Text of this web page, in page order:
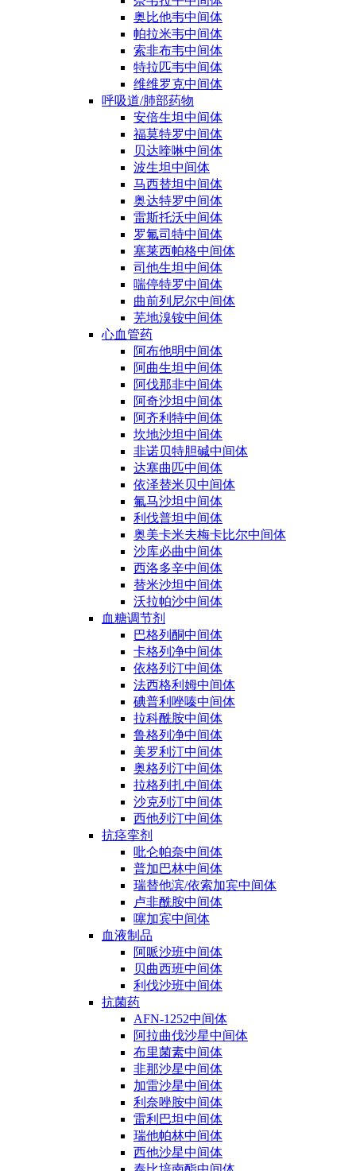
奥比他韦中间体
帕拉米韦中间体
索非布韦中间体
特拉匹韦中间体
维维罗克中间体
呼吸道/肺部药物
安倍生坦中间体
福莫特罗中间体
贝达喹啉中间体
波生坦中间体
马西替坦中间体
奥达特罗中间体
雷斯托沃中间体
罗氟司特中间体
塞莱西帕格中间体
司他生坦中间体
喘停特罗中间体
曲前列尼尔中间体
芜地溴铵中间体
心血管药
阿布他明中间体
阿曲生坦中间体
阿伐那非中间体
阿奇沙坦中间体
阿齐利特中间体
坎地沙坦中间体
非诺贝特胆碱中间体
达塞曲匹中间体
依泽替米贝中间体
氟马沙坦中间体
利伐普坦中间体
奥美卡米夫梅卡比尔中间体
沙库必曲中间体
西洛多辛中间体
替米沙坦中间体
沃拉帕沙中间体
血糖调节剂
巴格列酮中间体
卡格列净中间体
依格列汀中间体
法西格利姆中间体
碘普利唑嗪中间体
拉科酰胺中间体
鲁格列净中间体
美罗利汀中间体
奥格列汀中间体
拉格列扎中间体
沙克列汀中间体
西他列汀中间体
抗痉挛剂
吡仑帕奈中间体
普加巴林中间体
瑞替他滨/依索加宾中间体
卢非酰胺中间体
噻加宾中间体
血液制品
阿哌沙班中间体
贝曲西班中间体
利伐沙班中间体
抗菌药
AFN-1252中间体
阿拉曲伐沙星中间体
布里菌素中间体
非那沙星中间体
加雷沙星中间体
利奈唑胺中间体
雷利巴坦中间体
瑞他帕林中间体
西他沙星中间体